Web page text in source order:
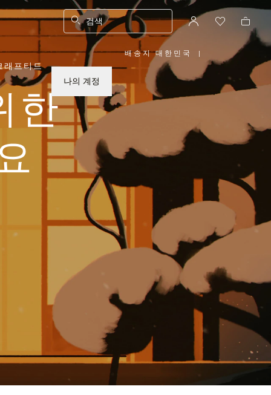
검색
래프티드
나의 계정
배송지 대한민국
,
위
치
를
택
하
|
한